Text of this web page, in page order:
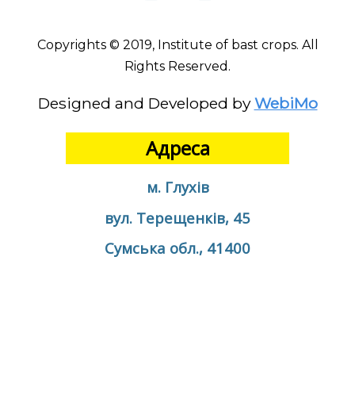
Copyrights © 2019, Institute of bast crops. All
Rights Reserved.
Designed and Developed by WebiMo
Адреса
м. Глухів
вул. Терещенків, 45
Сумська обл., 41400